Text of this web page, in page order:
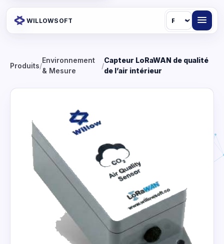
WILLOWSOFT Langue
Produits/
Environnement
& Mesure
/
Capteur LoRaWAN de qualité
de l’air intérieur